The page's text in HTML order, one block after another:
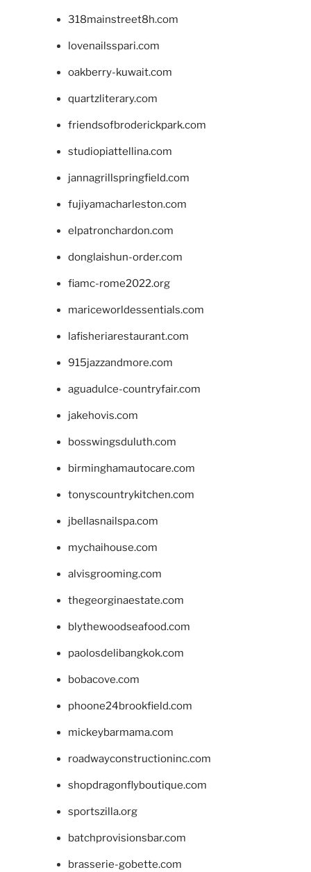
318mainstreet8h.com
lovenailsspari.com
oakberry-kuwait.com
quartzliterary.com
friendsofbroderickpark.com
studiopiattellina.com
jannagrillspringfield.com
fujiyamacharleston.com
elpatronchardon.com
donglaishun-order.com
fiamc-rome2022.org
mariceworldessentials.com
lafisheriarestaurant.com
915jazzandmore.com
aguadulce-countryfair.com
jakehovis.com
bosswingsduluth.com
birminghamautocare.com
tonyscountrykitchen.com
jbellasnailspa.com
mychaihouse.com
alvisgrooming.com
thegeorginaestate.com
blythewoodseafood.com
paolosdelibangkok.com
bobacove.com
phoone24brookfield.com
mickeybarmama.com
roadwayconstructioninc.com
shopdragonflyboutique.com
sportszilla.org
batchprovisionsbar.com
brasserie-gobette.com